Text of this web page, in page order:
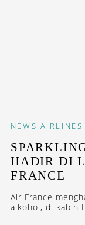
NEWS AIRLINES
HADIR DI
FRANCE
Air France
alkohol, di kabin